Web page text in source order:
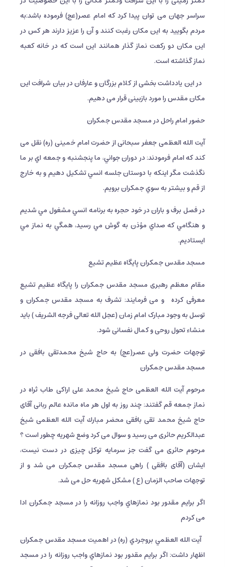
سراسر جهان می توان پیدا کرد که امام عصر(عج) فرموده باشد:به
مردم بگویید به این مکان رغبت کنند و آن را عزیز دارند هر کس در
این مکان دو رکعت نماز گذار همانند این است که در خانه کعبه
نماز گذاشته است.
در اين يادداشت بخشی از کلام بزرگان و عارفان در بیان شرافت این
مکان مقدس را مورد بازبینی قرار می دهیم.
حضور امام راحل در مسجد مقدس جمکران
آیت الله العظمی جعفر سبحانی از حضرت امام خمینی (ره) نقل می
کند که امام فرمودند: در دوران جواني، ما پنجشنبه و جمعه اي بر ما
نگذشت مگر اينكه با دوستان جلسه انسي تشكيل دهيم و به خارج
از قم و بيشتر به سوي جمكران برويم.
در فصل برف و باران در خود حجره به برنامه انسي مشغول مي شديم
و هنگامي كه صداي مؤذن به گوش مي رسيد، همگي به نماز مي
ايستاديم.
مسجد مقدس جمکران پایگاه عظیم تشیع
مقام معظم رهبری مسجد مقدس جمکران را پایگاه عظیم تشیع
معرفی کرده و می فرمایند: تشرف به مسجد مقدس جمکران و
توسل به وجود مبارک امام زمان (عجل الله تعالی فرجه الشریف ) باید
منشاء تحول روحی و کمال نفسانی شود.
توجهات حضرت ولی عصر(عج) به حاج شیخ محمدتقی بافقی در
مسجد مقدس جمکران
مرحوم آیت الله العظمى حاج شيخ محمد على اراكى طاب ثراه در
نماز جمعه قم گفتند: چند روز به اول هر ماه مانده عالم ربانى آقاى
حاج شيخ محمد تقى بافقى محضر مبارك آیت الله العظمى شيخ
عبدالكريم حائرى مى رسيد و سوال مى كرد وضع شهريه چطور است ؟
مرحوم حائرى مى گفت جز سرمايه توكل چيزى در دست نيست،
ايشان (آقاى بافقى ) راهى مسجد مقدس جمكران مى شد و از
توجهات صاحب الزمان (ع ) مشكل شهريه حل مى شد.
اگر برایم مقدور بود نمازهاي واجب روزانه را در مسجد جمکران ادا
می کردم
آيت الله العظمي بروجردي (ره) در اهمیت مسجد مقدس جمکران
اظهار داشت: اگر برایم مقدور بود نمازهاي واجب روزانه را در مسجد